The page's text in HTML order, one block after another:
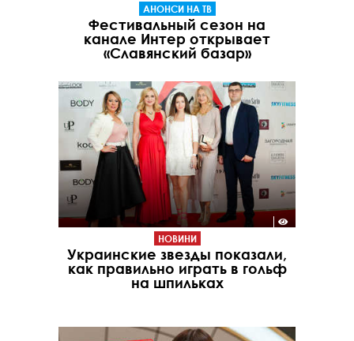
АНОНСИ НА ТВ
Фестивальный сезон на
канале Интер открывает
«Славянский базар»
НОВИНИ
Украинские звезды показали,
как правильно играть в гольф
на шпильках